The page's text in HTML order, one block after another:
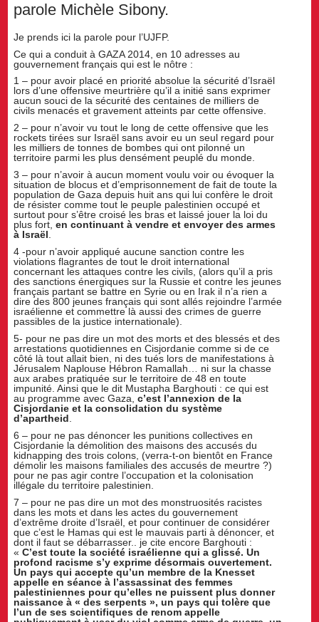
parole Michèle Sibony.
Je prends ici la parole pour l’UJFP.
Ce qui a conduit à GAZA 2014, en 10 adresses au
gouvernement français qui est le nôtre :
1 – pour avoir placé en priorité absolue la sécurité d’Israël
lors d’une offensive meurtrière qu’il a initié sans exprimer
aucun souci de la sécurité des centaines de milliers de
civils menacés et gravement atteints par cette offensive.
2 – pour n’avoir vu tout le long de cette offensive que les
rockets tirées sur Israël sans avoir eu un seul regard pour
les milliers de tonnes de bombes qui ont pilonné un
territoire parmi les plus densément peuplé du monde.
3 – pour n’avoir à aucun moment voulu voir ou évoquer la
situation de blocus et d’emprisonnement de fait de toute la
population de Gaza depuis huit ans qui lui confère le droit
de résister comme tout le peuple palestinien occupé et
surtout pour s’être croisé les bras et laissé jouer la loi du
plus fort,en continuant à vendre et envoyer des armes
à Israël
4 -pour n’avoir appliqué aucune sanction contre les
violations flagrantes de tout le droit international
concernant les attaques contre les civils, (alors qu’il a pris
des sanctions énergiques sur la Russie et contre les jeunes
français partant se battre en Syrie ou en Irak il n’a rien a
dire des 800 jeunes français qui sont allés rejoindre l’armée
israélienne et commettre là aussi des crimes de guerre
passibles de la justice internationale).
5- pour ne pas dire un mot des morts et des blessés et des
arrestations quotidiennes en Cisjordanie comme si de ce
côté là tout allait bien, ni des tués lors de manifestations à
Jérusalem Naplouse Hébron Ramallah… ni sur la chasse
aux arabes pratiquée sur le territoire de 48 en toute
impunité. Ainsi que le dit Mustapha Barghouti : ce qui est
au programme avec Gaza,c’est l’annexion de la
Cisjordanie et la consolidation du système
d’apartheid
6 – pour ne pas dénoncer les punitions collectives en
Cisjordanie la démolition des maisons des accusés du
kidnapping des trois colons, (verra-t-on bientôt en France
démolir les maisons familiales des accusés de meurtre ?)
pour ne pas agir contre l’occupation et la colonisation
illégale du territoire palestinien.
7 – pour ne pas dire un mot des monstruosités racistes
dans les mots et dans les actes du gouvernement
d’extrême droite d’Israël, et pour continuer de considérer
que c’est le Hamas qui est le mauvais parti à dénoncer, et
dont il faut se débarrasser.. je cite encore Barghouti :
«C’est toute la société israélienne qui a glissé. Un
profond racisme s’y exprime désormais ouvertement.
Un pays qui accepte qu’un membre de la Knesset
appelle en séance à l’assassinat des femmes
palestiniennes pour qu’elles ne puissent plus donner
naissance à « des serpents », un pays qui tolère que
l’un de ses scientifiques de renom appelle